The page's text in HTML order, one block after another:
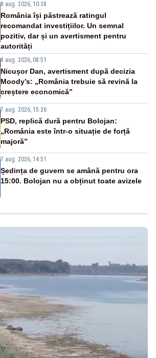
8 aug. 2026, 10:38
România își păstrează ratingul
recomandat investițiilor. Un semnal
pozitiv, dar și un avertisment pentru
autorități
8 aug. 2026, 08:51
Nicușor Dan, avertisment după decizia
Moody’s: „România trebuie să revină la
creștere economică”
7 aug. 2026, 15:26
PSD, replică dură pentru Bolojan:
„România este într-o situație de forță
majoră”
7 aug. 2026, 14:51
Ședința de guvern se amână pentru ora
15:00. Bolojan nu a obținut toate avizele